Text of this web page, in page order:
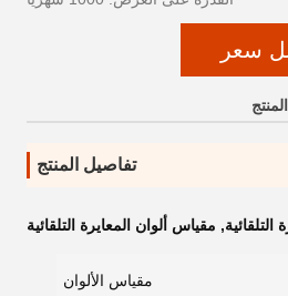
سعر
تفاصيل المنتج
, مقياس ألوان المعايرة التلقائية
مقياس الألوان